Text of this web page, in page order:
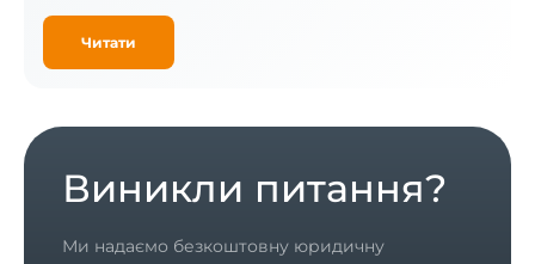
Читати
Виникли питання?
Ми надаємо безкоштовну юридичну